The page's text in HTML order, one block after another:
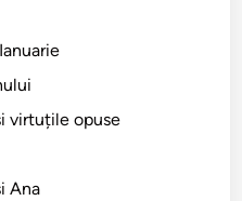
virtuțile opuse
Ana